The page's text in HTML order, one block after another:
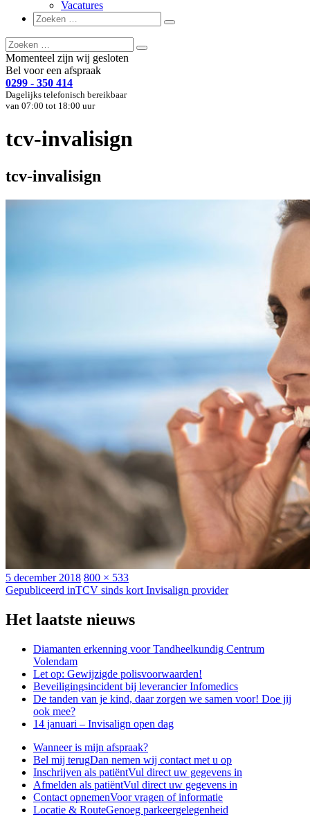
Vacatures
Zoeken
naar:
Zoeken
Zoeken
naar:
Zoeken
Momenteel zijn wij gesloten
Bel voor een afspraak
0299 - 350 414
Dagelijks telefonisch bereikbaar
van 07:00 tot 18:00 uur
tcv-invalisign
tcv-invalisign
Geplaatst
op
5 december 2018 Volledige
grootte
800 × 533
Bericht
navigatie
Gepubliceerd inTCV sinds kort Invisalign provider
Het laatste nieuws
Diamanten erkenning voor Tandheelkundig Centrum
Volendam
Let op: Gewijzigde polisvoorwaarden!
Beveiligingsincident bij leverancier Infomedics
De tanden van je kind, daar zorgen we samen voor! Doe jij
ook mee?
14 januari – Invisalign open dag
Wanneer is mijn afspraak?
Bel mij terugDan nemen wij contact met u op
Inschrijven als patiëntVul direct uw gegevens in
Afmelden als patiëntVul direct uw gegevens in
Contact opnemenVoor vragen of informatie
Locatie & RouteGenoeg parkeergelegenheid